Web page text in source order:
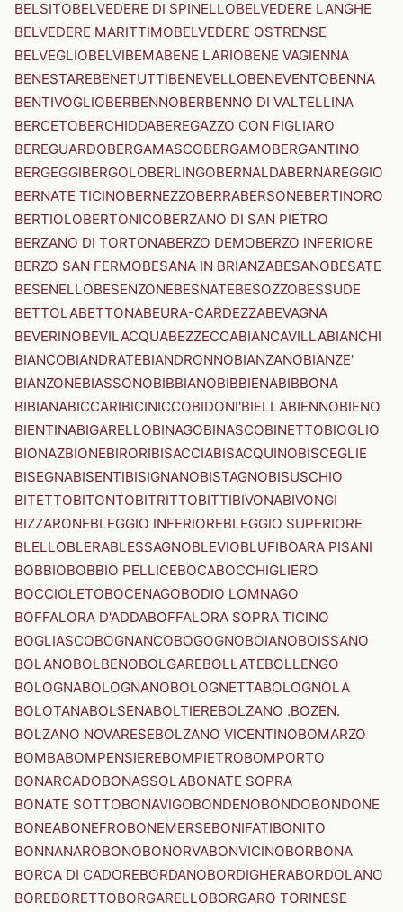
BELSITOBELVEDERE DI SPINELLOBELVEDERE LANGHE
BELVEDERE MARITTIMOBELVEDERE OSTRENSE
BELVEGLIOBELVIBEMABENE LARIOBENE VAGIENNA
BENESTAREBENETUTTIBENEVELLOBENEVENTOBENNA
BENTIVOGLIOBERBENNOBERBENNO DI VALTELLINA
BERCETOBERCHIDDABEREGAZZO CON FIGLIARO
BEREGUARDOBERGAMASCOBERGAMOBERGANTINO
BERGEGGIBERGOLOBERLINGOBERNALDABERNAREGGIO
BERNATE TICINOBERNEZZOBERRABERSONEBERTINORO
BERTIOLOBERTONICOBERZANO DI SAN PIETRO
BERZANO DI TORTONABERZO DEMOBERZO INFERIORE
BERZO SAN FERMOBESANA IN BRIANZABESANOBESATE
BESENELLOBESENZONEBESNATEBESOZZOBESSUDE
BETTOLABETTONABEURA-CARDEZZABEVAGNA
BEVERINOBEVILACQUABEZZECCABIANCAVILLABIANCHI
BIANCOBIANDRATEBIANDRONNOBIANZANOBIANZE'
BIANZONEBIASSONOBIBBIANOBIBBIENABIBBONA
BIBIANABICCARIBICINICCOBIDONI'BIELLABIENNOBIENO
BIENTINABIGARELLOBINAGOBINASCOBINETTOBIOGLIO
BIONAZBIONEBIRORIBISACCIABISACQUINOBISCEGLIE
BISEGNABISENTIBISIGNANOBISTAGNOBISUSCHIO
BITETTOBITONTOBITRITTOBITTIBIVONABIVONGI
BIZZARONEBLEGGIO INFERIOREBLEGGIO SUPERIORE
BLELLOBLERABLESSAGNOBLEVIOBLUFIBOARA PISANI
BOBBIOBOBBIO PELLICEBOCABOCCHIGLIERO
BOCCIOLETOBOCENAGOBODIO LOMNAGO
BOFFALORA D'ADDABOFFALORA SOPRA TICINO
BOGLIASCOBOGNANCOBOGOGNOBOIANOBOISSANO
BOLANOBOLBENOBOLGAREBOLLATEBOLLENGO
BOLOGNABOLOGNANOBOLOGNETTABOLOGNOLA
BOLOTANABOLSENABOLTIEREBOLZANO .BOZEN.
BOLZANO NOVARESEBOLZANO VICENTINOBOMARZO
BOMBABOMPENSIEREBOMPIETROBOMPORTO
BONARCADOBONASSOLABONATE SOPRA
BONATE SOTTOBONAVIGOBONDENOBONDOBONDONE
BONEABONEFROBONEMERSEBONIFATIBONITO
BONNANAROBONOBONORVABONVICINOBORBONA
BORCA DI CADOREBORDANOBORDIGHERABORDOLANO
BOREBORETTOBORGARELLOBORGARO TORINESE